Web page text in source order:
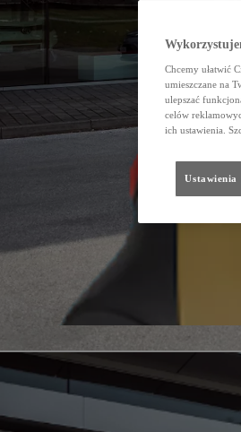
Chcemy ułatwić
umieszczane na
ulepszać
celów
ich ustawienia.
Ustawienia